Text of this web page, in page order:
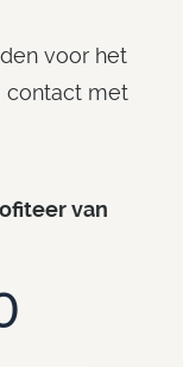
voor het
contact met
van